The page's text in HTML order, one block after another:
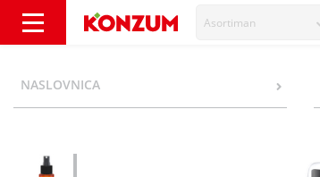
Asortiman
NASLOVNICA